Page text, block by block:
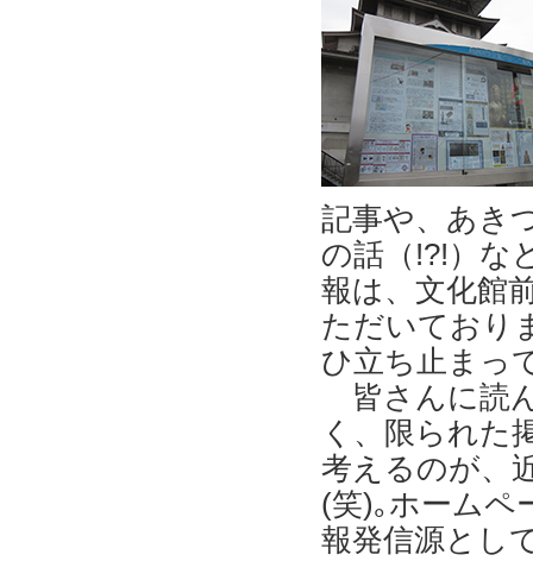
記事や、あき
の話（!?!）な
報は、文化館
ただいており
ひ立ち止まっ
皆さんに読
く、限られた
考えるのが、
(笑)｡ホームペ
報発信源とし